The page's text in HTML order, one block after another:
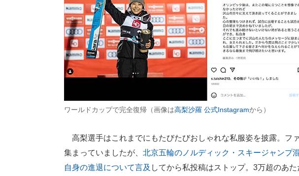
ワールドカップで完全復帰（画像は高梨沙羅 公式Instagramから）
高梨選手はこれまでにもたびたびおしゃれな私服姿を披露。フ
集まっていましたが、 北京五輪のノルディック・スキージャンプ
自身の進退について言及 してから私投稿はストップ。3万超のあ